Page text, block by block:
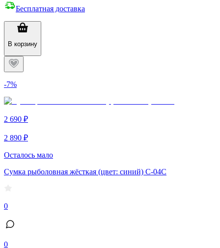
Бесплатная доставка
В корзину
-7%
2 690 ₽
2 890 ₽
Осталось мало
Сумка рыболовная жёсткая (цвет: синий) С-04С
0
0